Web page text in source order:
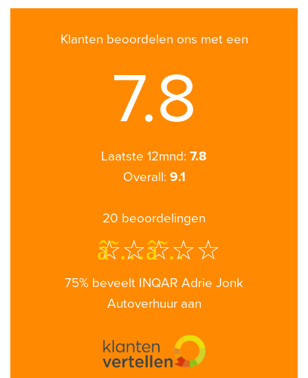
Klanten beoordelen ons met een
7.8
Laatste 12mnd: 7.8
Overall: 9.1
20 beoordelingen
75% beveelt INQAR Adrie Jonk
Autoverhuur aan